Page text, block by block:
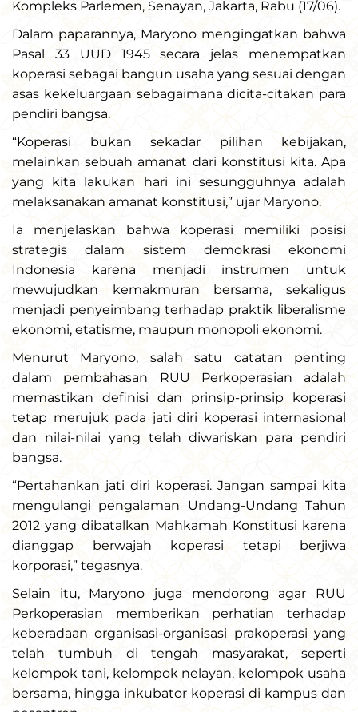
Kompleks Parlemen, Senayan, Jakarta, Rabu (17/06).
Dalam paparannya, Maryono mengingatkan bahwa
Pasal 33 UUD 1945 secara jelas menempatkan
koperasi sebagai bangun usaha yang sesuai dengan
asas kekeluargaan sebagaimana dicita-citakan para
pendiri bangsa.
“Koperasi bukan sekadar pilihan kebijakan,
melainkan sebuah amanat dari konstitusi kita. Apa
yang kita lakukan hari ini sesungguhnya adalah
melaksanakan amanat konstitusi,” ujar Maryono.
Ia menjelaskan bahwa koperasi memiliki posisi
strategis dalam sistem demokrasi ekonomi
Indonesia karena menjadi instrumen untuk
mewujudkan kemakmuran bersama, sekaligus
menjadi penyeimbang terhadap praktik liberalisme
ekonomi, etatisme, maupun monopoli ekonomi.
Menurut Maryono, salah satu catatan penting
dalam pembahasan RUU Perkoperasian adalah
memastikan definisi dan prinsip-prinsip koperasi
tetap merujuk pada jati diri koperasi internasional
dan nilai-nilai yang telah diwariskan para pendiri
bangsa.
“Pertahankan jati diri koperasi. Jangan sampai kita
mengulangi pengalaman Undang-Undang Tahun
2012 yang dibatalkan Mahkamah Konstitusi karena
dianggap berwajah koperasi tetapi berjiwa
korporasi,” tegasnya.
Selain itu, Maryono juga mendorong agar RUU
Perkoperasian memberikan perhatian terhadap
keberadaan organisasi-organisasi prakoperasi yang
telah tumbuh di tengah masyarakat, seperti
kelompok tani, kelompok nelayan, kelompok usaha
bersama, hingga inkubator koperasi di kampus dan